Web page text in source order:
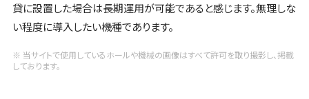
貸に設置した場合は長期運用が可能であると感じます。無理しな
い程度に導入したい機種であります。
※ 当サイトで使用しているホールや機械の画像はすべて許可を取り撮影し、掲載
しております。